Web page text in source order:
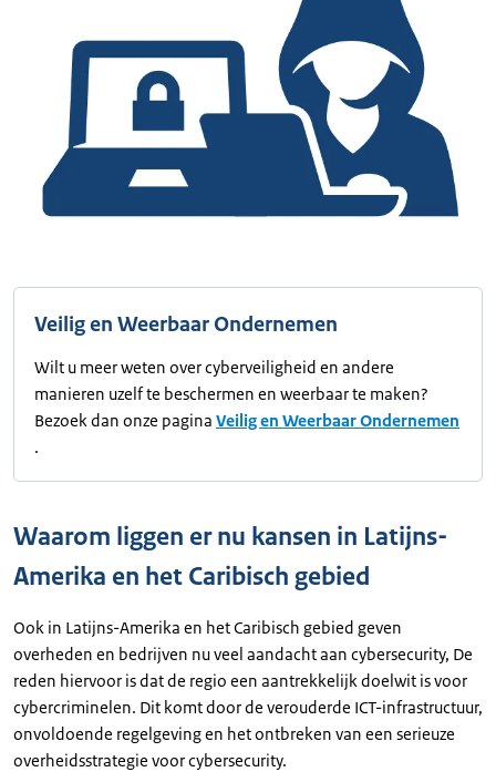
Veilig en Weerbaar Ondernemen
Wilt u meer weten over cyberveiligheid en andere
manieren uzelf te beschermen en weerbaar te maken?
Bezoek dan onze pagina Veilig en Weerbaar Ondernemen
.
Waarom liggen er nu kansen in Latijns-
Amerika en het Caribisch gebied
Ook in Latijns-Amerika en het Caribisch gebied geven
overheden en bedrijven nu veel aandacht aan cybersecurity, De
reden hiervoor is dat de regio een aantrekkelijk doelwit is voor
cybercriminelen. Dit komt door de verouderde ICT-infrastructuur,
onvoldoende regelgeving en het ontbreken van een serieuze
overheidsstrategie voor cybersecurity.